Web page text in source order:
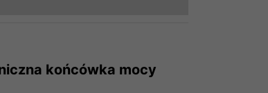
końcówka mocy